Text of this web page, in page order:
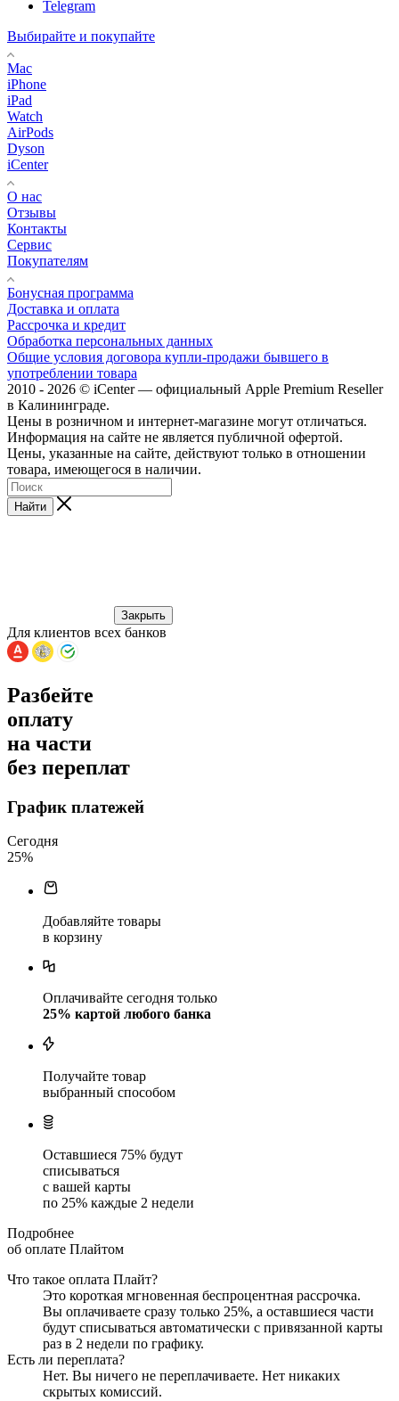
Telegram
Выбирайте и покупайте
Mac
iPhone
iPad
Watch
AirPods
Dyson
iCenter
О нас
Отзывы
Контакты
Сервис
Покупателям
Бонусная программа
Доставка и оплата
Рассрочка и кредит
Обработка персональных данных
Общие условия договора купли-продажи бывшего в
употреблении товара
2010 - 2026 © iCenter — официальный Apple Premium Reseller
в Калининграде.
Цены в розничном и интернет-магазине могут отличаться.
Информация на сайте не является публичной офертой.
Цены, указанные на сайте, действуют только в отношении
товара, имеющегося в наличии.
Найти
Закрыть
Для клиентов всех банков
Разбейте
оплату
на части
без переплат
График платежей
Сегодня
25%
Добавляйте товары
в корзину
Оплачивайте сегодня только
25% картой любого банка
Получайте товар
выбранный способом
Оставшиеся 75% будут
списываться
с вашей карты
по 25% каждые 2 недели
Подробнее
об оплате Плайтом
Что такое оплата Плайт?
Это короткая мгновенная беспроцентная рассрочка.
Вы оплачиваете сразу только 25%, а оставшиеся части
будут списываться автоматически с привязанной карты
раз в 2 недели по графику.
Есть ли переплата?
Нет. Вы ничего не переплачиваете. Нет никаких
скрытых комиссий.